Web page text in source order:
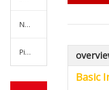
Nouvelles pièces de camion d'énergie
Pièces de moteur
Basic